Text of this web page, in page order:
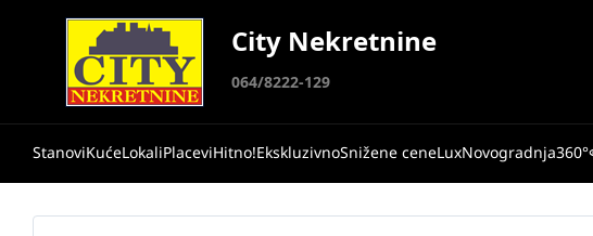
City Nekretnine
064/8222-129
StanoviKućeLokaliPlaceviHitno!EkskluzivnoSnižene ceneLuxNovogradnja360°